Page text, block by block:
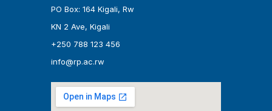
PO Box: 164 Kigali, Rw
KN 2 Ave, Kigali
+250 788 123 456
info@rp.ac.rw